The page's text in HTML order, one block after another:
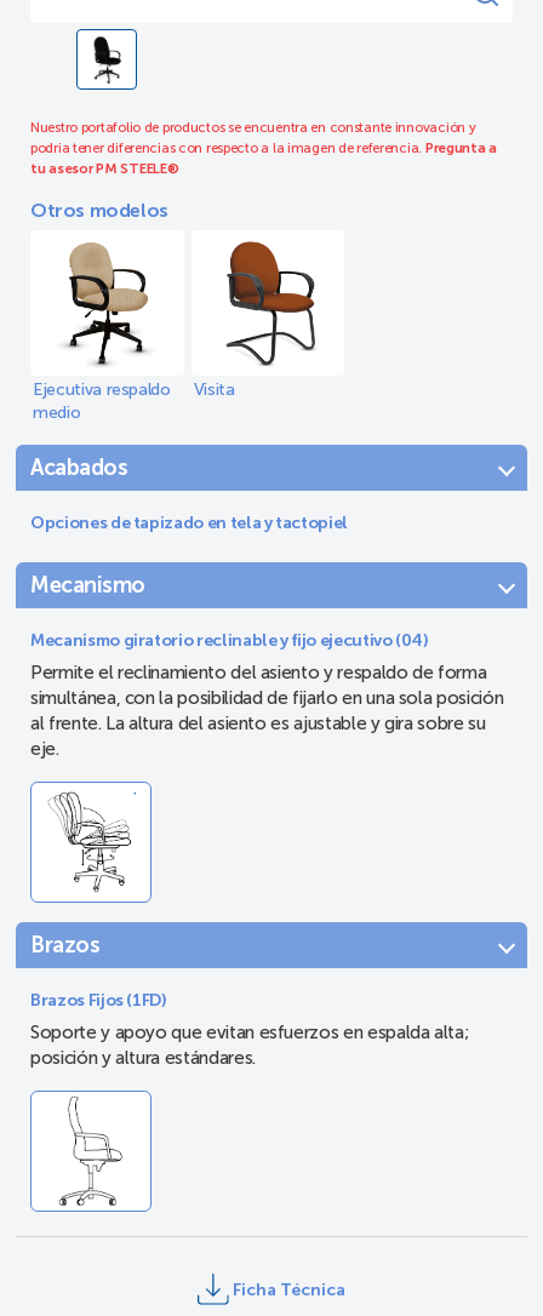
Nuestro portafolio de productos se encuentra en constante innovación y
podria tener diferencias con respecto a la imagen de referencia. Pregunta a
tu asesor PM STEELE®
Otros modelos
Ejecutiva respaldo
medio
Visita
Acabados
Opciones de tapizado en tela y tactopiel
Mecanismo
Mecanismo giratorio reclinable y fijo ejecutivo (04)
Permite el reclinamiento del asiento y respaldo de forma
simultánea, con la posibilidad de fijarlo en una sola posición
al frente. La altura del asiento es ajustable y gira sobre su
eje.
Brazos
Brazos Fijos (1FD)
Soporte y apoyo que evitan esfuerzos en espalda alta;
posición y altura estándares.
Ficha Técnica